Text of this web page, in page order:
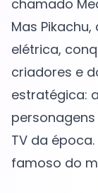
chamado
Mas
elétrica,
criadores e
estratégica:
TV da